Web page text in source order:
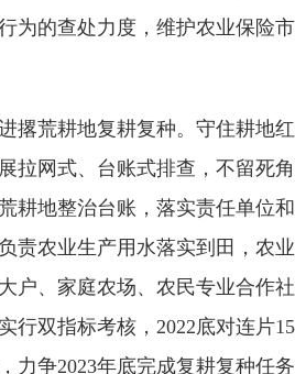
为的查处力度，维护农业保险
荒耕地复耕复种。守住耕地红
拉网式、台账式排查，不留死
耕地整治台账，落实责任单位
责农业生产用水落实到田，农
户、家庭农场、农民专业合作
行双指标考核，2022底对连片
力争2023年底完成复耕复种任